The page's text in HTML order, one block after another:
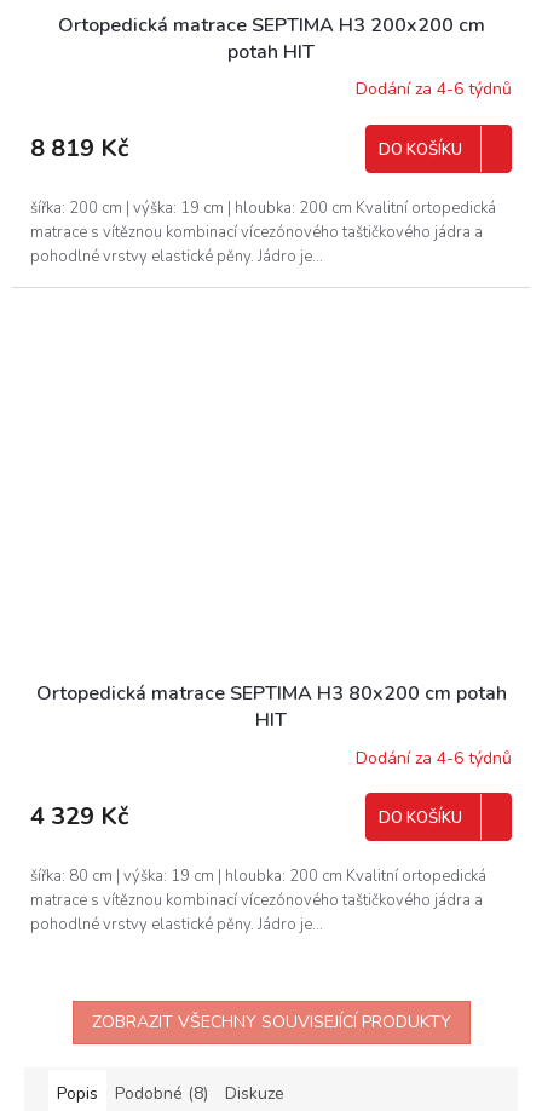
Ortopedická matrace SEPTIMA H3 200x200 cm
potah HIT
Dodání za 4-6 týdnů
8 819 Kč DO KOŠÍKU
šířka: 200 cm | výška: 19 cm | hloubka: 200 cm Kvalitní ortopedická
matrace s vítěznou kombinací vícezónového taštičkového jádra a
pohodlné vrstvy elastické pěny. Jádro je...
Ortopedická matrace SEPTIMA H3 80x200 cm potah
HIT
Dodání za 4-6 týdnů
4 329 Kč DO KOŠÍKU
šířka: 80 cm | výška: 19 cm | hloubka: 200 cm Kvalitní ortopedická
matrace s vítěznou kombinací vícezónového taštičkového jádra a
pohodlné vrstvy elastické pěny. Jádro je...
ZOBRAZIT VŠECHNY SOUVISEJÍCÍ PRODUKTY
Popis Podobné (8) Diskuze